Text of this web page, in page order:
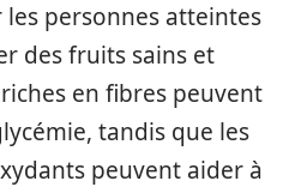
personnes atteintes
des fruits sains et
en fibres peuvent
tandis que les
peuvent aider à